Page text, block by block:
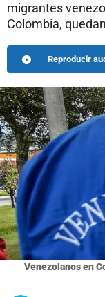
migrantes
Colombia,
Reproducir
Venezolanos en